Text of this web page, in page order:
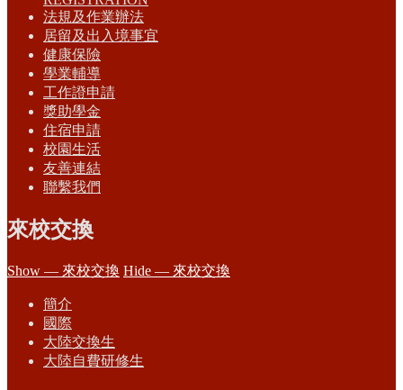
法規及作業辦法
居留及出入境事宜
健康保險
學業輔導
工作證申請
獎助學金
住宿申請
校園生活
友善連結
聯繫我們
來校交換
Show — 來校交換 Hide — 來校交換
簡介
國際
大陸交換生
大陸自費研修生